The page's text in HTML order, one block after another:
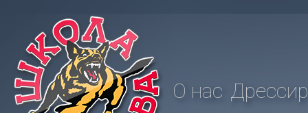
О нас